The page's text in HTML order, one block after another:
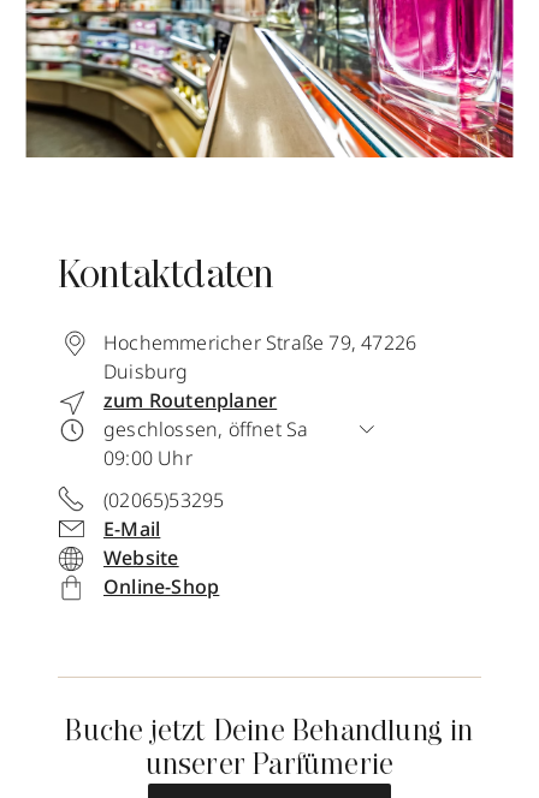
Kontaktdaten
Hochemmericher Straße 79,47226
Duisburg
zum Routenplaner
geschlossen, öffnet Sa
09:00 Uhr
(02065)53295
E-Mail
Website
Online-Shop
Buche jetzt Deine Behandlung in
unserer Parfümerie